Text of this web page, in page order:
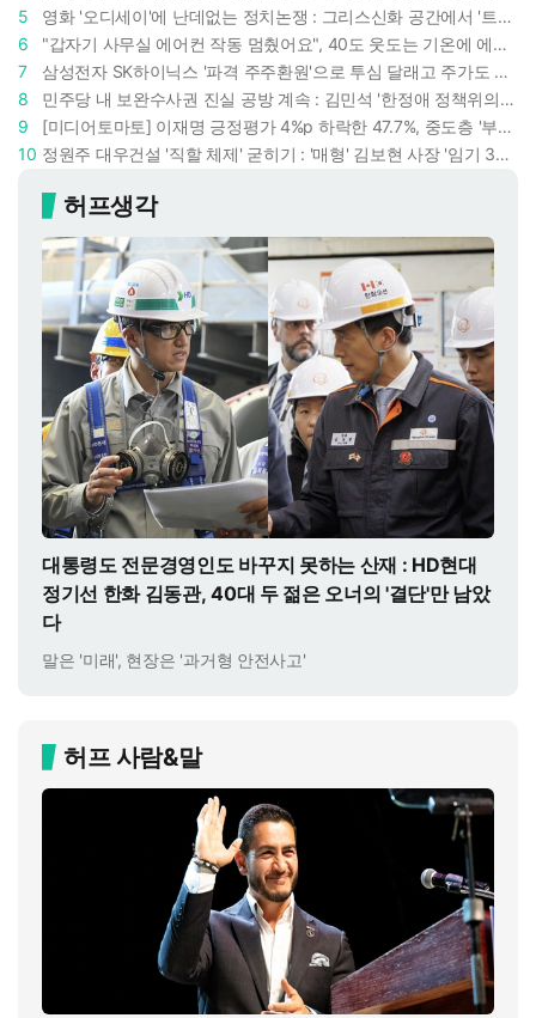
5
영화 '오디세이'에 난데없는 정치논쟁 : 그리스신화 공간에서 '트럼프 전쟁의 참혹함'이 보인다
6
"갑자기 사무실 에어컨 작동 멈췄어요", 40도 웃도는 기온에 에어컨도 숨이 찬다
7
삼성전자 SK하이닉스 '파격 주주환원'으로 투심 달래고 주가도 받칠까, 100조 넘는 추가 배당 재원에 쏠리는 눈
8
민주당 내 보완수사권 진실 공방 계속 : 김민석 '한정애 정책위의장' 발언 근거로 내세우자 사무총장 지낸 조승래 반박
9
[미디어토마토] 이재명 긍정평가 4%p 하락한 47.7%, 중도층 '부정 49.7% vs 긍정 42.9%'
10
정원주 대우건설 '직할 체제' 굳히기 : '매형' 김보현 사장 '임기 3년' 받고 4개월 만에 물러났다
허프생각
대통령도 전문경영인도 바꾸지 못하는 산재 : HD현대
정기선 한화 김동관, 40대 두 젊은 오너의 '결단'만 남았
다
말은 '미래', 현장은 '과거형 안전사고'
허프 사람&말